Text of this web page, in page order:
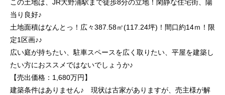
この土地は、JR大野浦駅まで徒歩8分の立地！閑静な住宅街、陽
当り良好♪
土地面積はなんとっ！広々387.58㎡(117.24坪)！間口約14ｍ！限
定1区画♪♪
広い庭が持ちたい、駐車スペースを広く取りたい、平屋を建築し
たい方におススメではないでしょうか♪
【売出価格：1,680万円】
建築条件はありません♪ 現状は古家がありますが、売主様が解